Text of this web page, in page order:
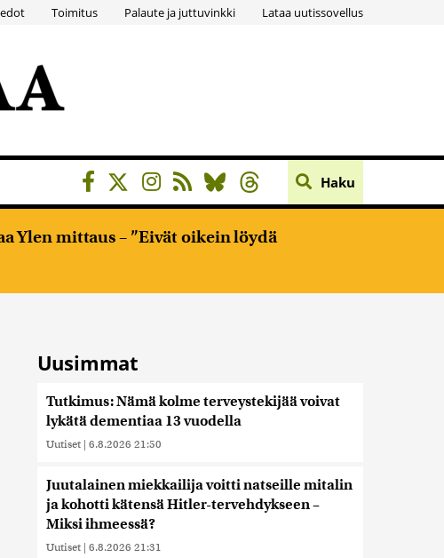
Toimitus Palaute ja juttuvinkki Lataa uutissovellus
Haku
Ylen mittaus – ”Eivät oikein löydä
Uusimmat
Tutkimus: Nämä kolme terveystekijää voivat
lykätä dementiaa 13 vuodella
Uutiset | 6.8.2026 21:50
Juutalainen miekkailija voitti natseille mitalin
ja kohotti kätensä Hitler-tervehdykseen –
Miksi ihmeessä?
Uutiset | 6.8.2026 21:31